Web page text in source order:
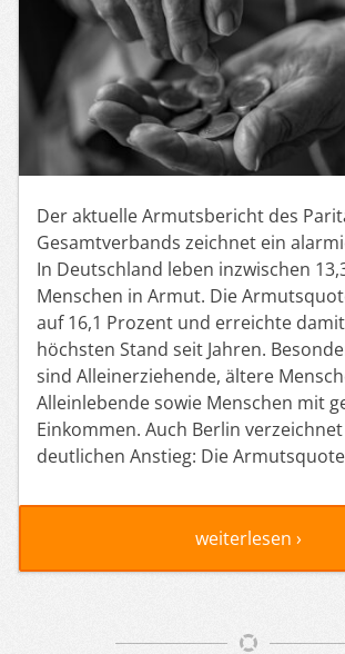
Der aktuelle Armutsbericht des
Gesamtverbands zeichnet ein
In Deutschland leben inzwischen
Menschen in Armut. Die
auf 16,1 Prozent und erreichte
höchsten Stand seit Jahren.
sind Alleinerziehende, ältere
Alleinlebende sowie Menschen mit
Einkommen. Auch Berlin
deutlichen Anstieg: Die Armutsquote
weiterlesen ›